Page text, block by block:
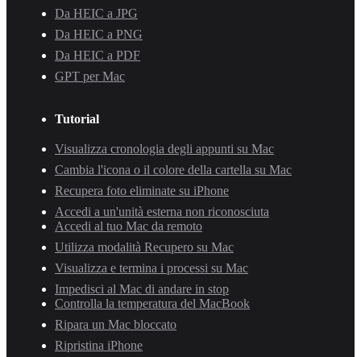
Da HEIC a JPG
Da HEIC a PNG
Da HEIC a PDF
GPT per Mac
Tutorial
Visualizza cronologia degli appunti su Mac
Cambia l'icona o il colore della cartella su Mac
Recupera foto eliminate su iPhone
Accedi a un'unità esterna non riconosciuta
Accedi al tuo Mac da remoto
Utilizza modalità Recupero su Mac
Visualizza e termina i processi su Mac
Impedisci al Mac di andare in stop
Controlla la temperatura del MacBook
Ripara un Mac bloccato
Ripristina iPhone